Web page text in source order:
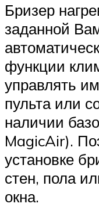
Бризер
заданной
функции
управлять
пульта или
наличии
MagicAir).
установке
стен, пола
окна.